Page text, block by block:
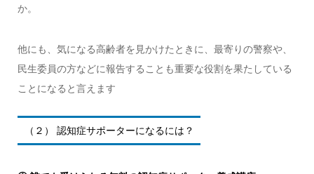
か。
他にも、気になる高齢者を見かけたときに、最寄りの警察や、
民生委員の方などに報告することも重要な役割を果たしている
ことになると言えます
（２） 認知症サポーターになるには？